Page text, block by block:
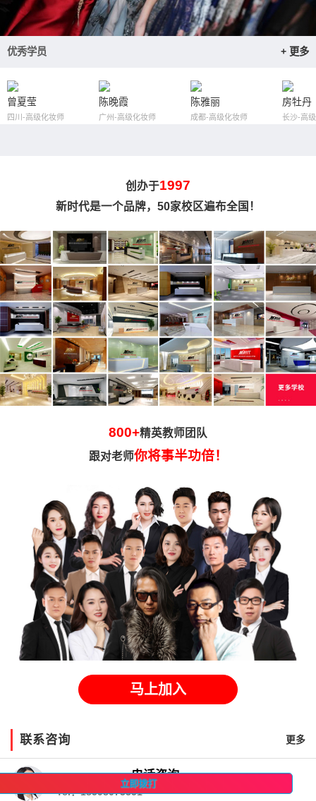
优秀学员 + 更多
曾夏莹
四川-高级化妆师
陈晚霞
广州-高级化妆师
陈雅丽
成都-高级化妆师
房牡丹
长沙-高
创办于1997
新时代是一个品牌，50家校区遍布全国！
800+精英教师团队
跟对老师你将事半功倍！
马上加入
联系咨询 更多
电话咨询
Tel：18598073351
立即拨打